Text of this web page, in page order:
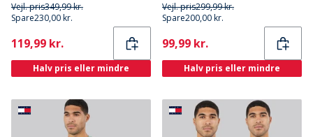
Vejl. pris349,99 kr.
Spare230,00 kr.
Current
119,99 kr.
Halv pris eller mindre
Vejl. pris299,99 kr.
Spare200,00 kr.
Current
99,99 kr.
Halv pris eller mindre